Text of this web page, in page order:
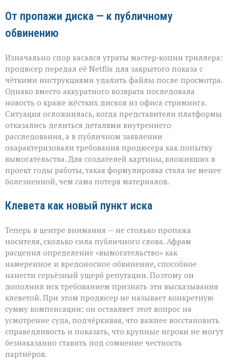
От пропажи диска — к публичному
обвинению
Изначально спор касался утраты мастер‑копии триллера:
продюсер передал её Netflix для закрытого показа с
чёткими инструкциями удалить файлы после просмотра.
Однако вместо аккуратного возврата последовала
новость о краже жёстких дисков из офиса стриминга.
Ситуация осложнилась, когда представители платформы
отказались делиться деталями внутреннего
расследования, а в публичном заявлении
охарактеризовали требования продюсера как попытку
вымогательства. Для создателей картины, вложивших в
проект годы работы, такая формулировка стала не менее
болезненной, чем сама потеря материалов.
Клевета как новый пункт иска
Теперь в центре внимания — не столько пропажа
носителя, сколько сила публичного слова. Афрам
расценил определение «вымогательство» как
намеренное и вредоносное обвинение, способное
нанести серьёзный ущерб репутации. Поэтому он
дополнил иск требованием признать эти высказывания
клеветой. При этом продюсер не называет конкретную
сумму компенсации: он оставляет этот вопрос на
усмотрение суда, подчёркивая, что важнее восстановить
справедливость и показать, что крупные игроки не могут
безнаказанно ставить под сомнение честность
партнёров.